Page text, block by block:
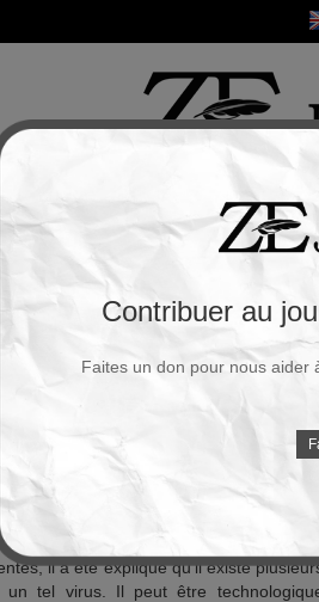
/ Géopolitique Religion Sport
2 donnant la maladie
:
Regard sur le point
Meng Yan
que le SARS-CoV-2 soit naturel, on
il a été expliqué qu’il existe
un tel virus. Il peut être
Contribuer au
Faites un don pour nous aider